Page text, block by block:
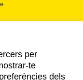
per
te
dels